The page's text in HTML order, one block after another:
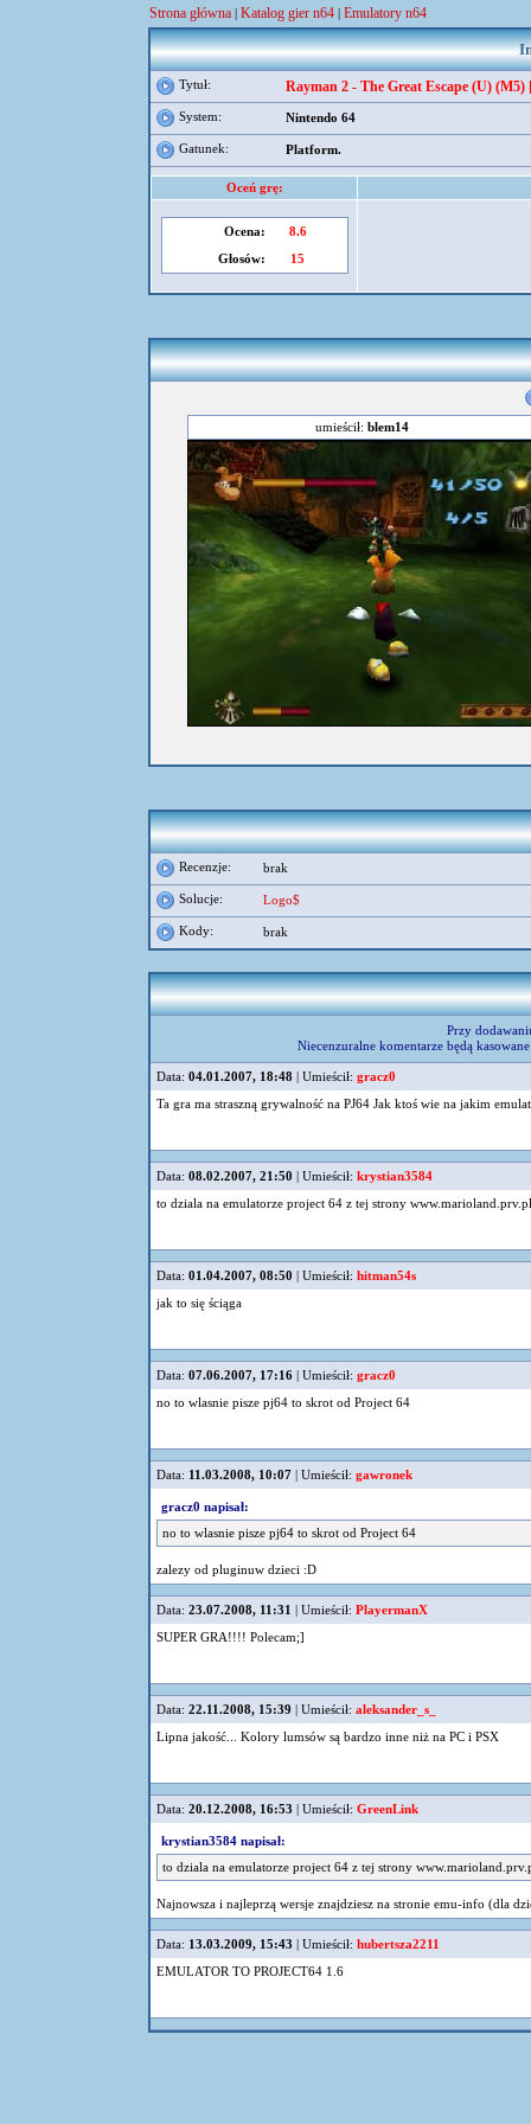
Strona główna | Katalog gier n64 | Emulatory n64
Tytuł: Rayman 2 - The Great Escape (U) (M5)
System: Nintendo 64
Gatunek: Platform.
Oceń grę:
Ocena:
8.6
Głosów:
15
umieścił: blem14
Recenzje: brak
Solucje: Logo$
Kody: brak
Przy
Niecenzuralne komentarze będą
Data: 04.01.2007, 18:48 | Umieścił: gracz0
Ta gra ma straszną grywalność na PJ64 Jak ktoś wie na jakim
Data: 08.02.2007, 21:50 | Umieścił: krystian3584
to dziala na emulatorze project 64 z tej strony www.marioland.prv.pl
Data: 01.04.2007, 08:50 | Umieścił: hitman54s
jak to się ściąga
Data: 07.06.2007, 17:16 | Umieścił: gracz0
no to wlasnie pisze pj64 to skrot od Project 64
Data: 11.03.2008, 10:07 | Umieścił: gawronek
gracz0 napisał:
no to wlasnie pisze pj64 to skrot od Project 64
zalezy od pluginuw dzieci :D
Data: 23.07.2008, 11:31 | Umieścił: PlayermanX
SUPER GRA!!!! Polecam;]
Data: 22.11.2008, 15:39 | Umieścił: aleksander_s_
Lipna jakość... Kolory lumsów są bardzo inne niż na PC i PSX
Data: 20.12.2008, 16:53 | Umieścił: GreenLink
krystian3584 napisał:
to dziala na emulatorze project 64 z tej strony
Najnowsza i najleprzą wersje znajdziesz na stronie emu-info (dla
Data: 13.03.2009, 15:43 | Umieścił: hubertsza2211
EMULATOR TO PROJECT64 1.6